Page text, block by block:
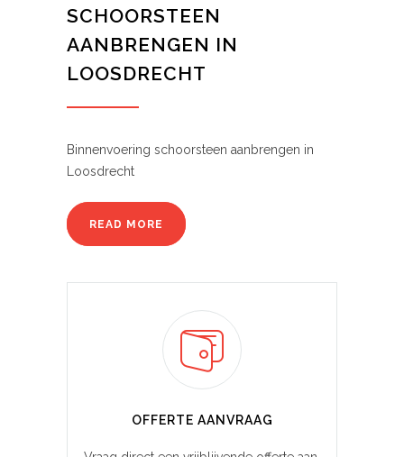
SCHOORSTEEN
AANBRENGEN IN
LOOSDRECHT
Binnenvoering schoorsteen aanbrengen in
Loosdrecht
READ MORE
OFFERTE AANVRAAG